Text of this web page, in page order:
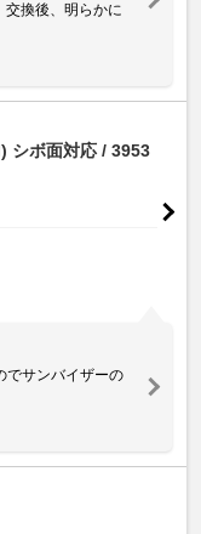
換後、明らかに
シボ面対応 / 3953
でサンバイザーの